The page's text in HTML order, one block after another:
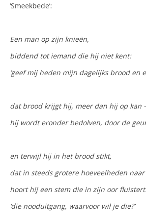
‘Smeekbede’:
Een man op zijn knieën,
biddend tot iemand die hij niet kent:
‘geef mij heden mijn dagelijks brood en
dat brood krijgt hij, meer dan hij op kan
hij wordt eronder bedolven, door de
en terwijl hij in het brood stikt,
dat in steeds grotere hoeveelheden
hoort hij een stem die in zijn oor
‘die nooduitgang, waarvoor wil je die?’